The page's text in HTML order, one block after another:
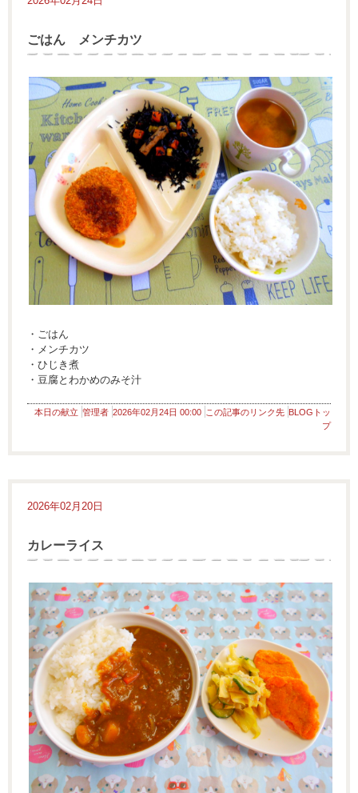
ごはん メンチカツ
・ごはん
・メンチカツ
・ひじき煮
・豆腐とわかめのみそ汁
本日の献立 管理者 2026年02月24日 00:00 この記事のリンク先 BLOGトッ
プ
2026年02月20日
カレーライス